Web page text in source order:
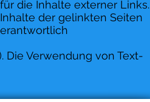
die Inhalte externer Links.
der gelinkten Seiten
Verwendung von Text-